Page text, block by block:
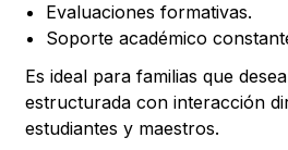
Evaluaciones formativas.
Soporte académico
Es ideal para familias que
estructurada con interacción
estudiantes y maestros.